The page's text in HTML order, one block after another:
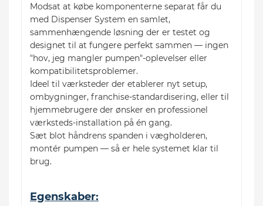
Modsat at købe komponenterne separat får du
med Dispenser System en samlet,
sammenhængende løsning der er testet og
designet til at fungere perfekt sammen — ingen
"hov, jeg mangler pumpen"-oplevelser eller
kompatibilitetsproblemer.
Ideel til værksteder der etablerer nyt setup,
ombygninger, franchise-standardisering, eller til
hjemmebrugere der ønsker en professionel
værksteds-installation på én gang.
Sæt blot håndrens spanden i vægholderen,
montér pumpen — så er hele systemet klar til
brug.
Egenskaber: